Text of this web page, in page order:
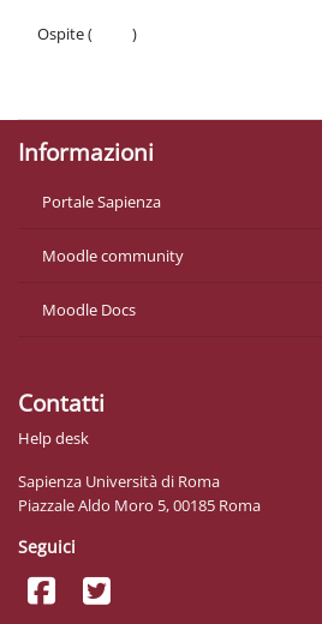
Ospite (
)
Informazioni
Portale Sapienza
Moodle community
Moodle Docs
Contatti
Help desk
Sapienza Università di Roma
Piazzale Aldo Moro 5, 00185 Roma
Seguici